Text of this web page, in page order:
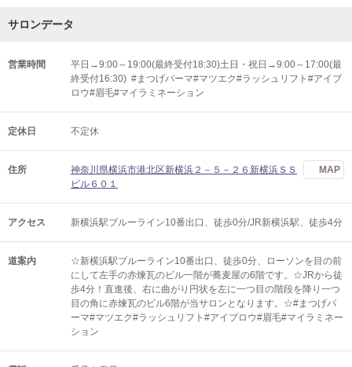
サロンデータ
営業時間
平日→9:00～19:00(最終受付18:30)土日・祝日→9:00～17:00(最
終受付16:30) #まつげパーマ#マツエク#ラッシュリフト#アイブ
ロウ#眉毛#マイラミネーション
定休日 不定休
住所
神奈川県横浜市港北区新横浜２－５－２６新横浜ＳＳ
ビル６０１
MAP
アクセス 新横浜駅ブルーライン10番出口、徒歩0分/JR新横浜駅、徒歩4分
道案内
☆新横浜駅ブルーライン10番出口、徒歩0分、ローソンを目の前
にして左手の赤煉瓦のビル一階が蕎麦屋の6階です。☆JRから徒
歩4分！直進後、右に曲がり円状を左に一つ目の階段を降り一つ
目の角に赤煉瓦のビル6階が当サロンとなります。☆#まつげパ
ーマ#マツエク#ラッシュリフト#アイブロウ#眉毛#マイラミネー
ション